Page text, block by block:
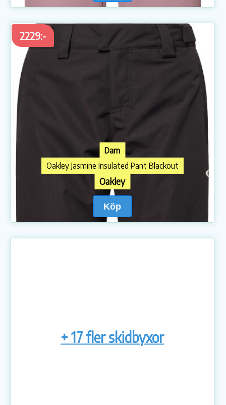
2229:-
Dam
Oakley Jasmine Insulated Pant Blackout
Oakley
Köp
+ 17 fler skidbyxor